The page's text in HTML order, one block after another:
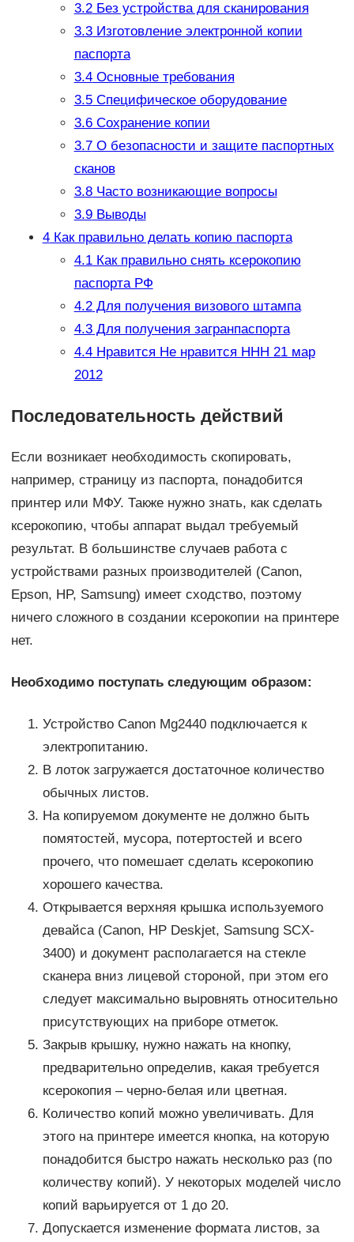
3.2Без устройства для сканирования
3.3Изготовление электронной копии
паспорта
3.4Основные требования
3.5Специфическое оборудование
3.6Сохранение копии
3.7О безопасности и защите паспортных
сканов
3.8Часто возникающие вопросы
3.9Выводы
4Как правильно делать копию паспорта
4.1Как правильно снять ксерокопию
паспорта РФ
4.2Для получения визового штампа
4.3Для получения загранпаспорта
4.4Нравится Не нравится ННН 21 мар
2012
Последовательность действий
Если возникает необходимость скопировать,
например, страницу из паспорта, понадобится
принтер или МФУ. Также нужно знать, как сделать
ксерокопию, чтобы аппарат выдал требуемый
результат. В большинстве случаев работа с
устройствами разных производителей (Canon,
Epson, HP, Samsung) имеет сходство, поэтому
ничего сложного в создании ксерокопии на принтере
нет.
Необходимо поступать следующим образом:
Устройство Canon Mg2440 подключается к
электропитанию.
В лоток загружается достаточное количество
обычных листов.
На копируемом документе не должно быть
помятостей, мусора, потертостей и всего
прочего, что помешает сделать ксерокопию
хорошего качества.
Открывается верхняя крышка используемого
девайса (Canon, HP Deskjet, Samsung SCX-
3400) и документ располагается на стекле
сканера вниз лицевой стороной, при этом его
следует максимально выровнять относительно
присутствующих на приборе отметок.
Закрыв крышку, нужно нажать на кнопку,
предварительно определив, какая требуется
ксерокопия – черно-белая или цветная.
Количество копий можно увеличивать. Для
этого на принтере имеется кнопка, на которую
понадобится быстро нажать несколько раз (по
количеству копий). У некоторых моделей число
копий варьируется от 1 до 20.
Допускается изменение формата листов, за